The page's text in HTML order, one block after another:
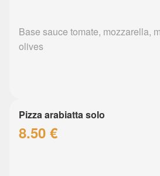
Base sauce tomate, mozzarella,
olives
Pizza arabiatta solo
8.50 €